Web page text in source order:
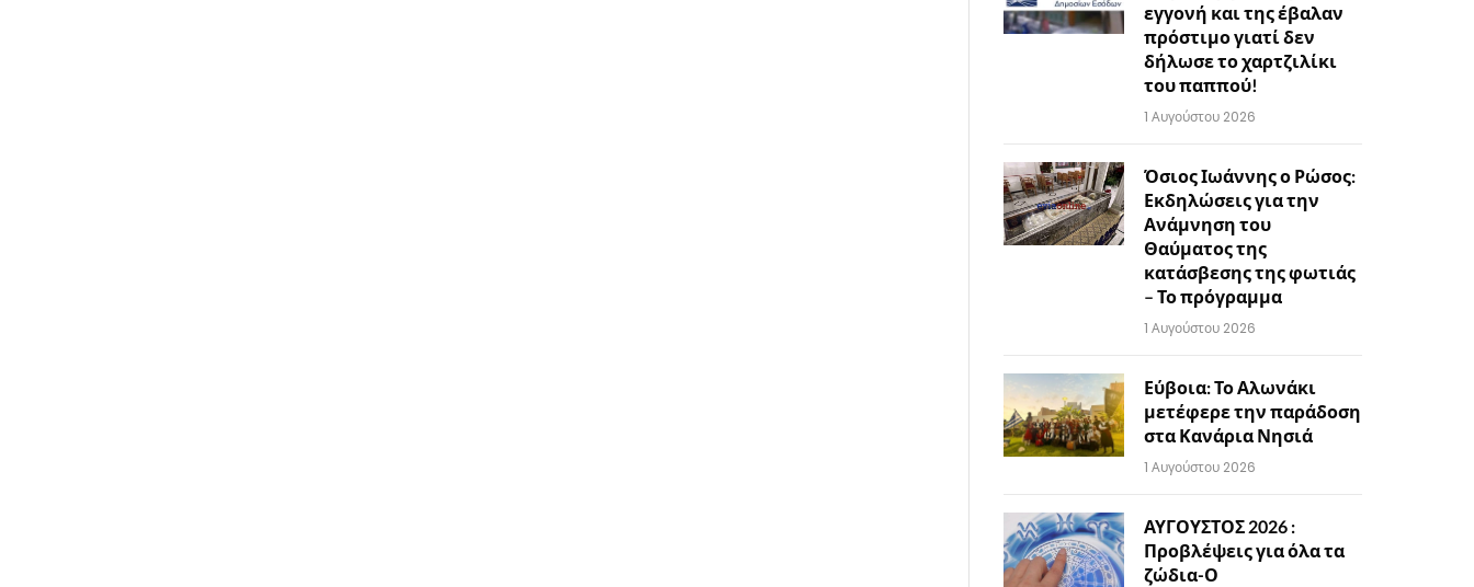
εγγονή και της έβαλαν
πρόστιμο γιατί δεν
δήλωσε το χαρτζιλίκι
του παππού!
1 Αυγούστου 2026
Όσιος Ιωάννης ο Ρώσος:
Εκδηλώσεις για την
Ανάμνηση του
Θαύματος της
κατάσβεσης της φωτιάς
– Το πρόγραμμα
1 Αυγούστου 2026
Εύβοια: Το Αλωνάκι
μετέφερε την παράδοση
στα Κανάρια Νησιά
1 Αυγούστου 2026
ΑΥΓΟΥΣΤΟΣ 2026 :
Προβλέψεις για όλα τα
ζώδια-Ο